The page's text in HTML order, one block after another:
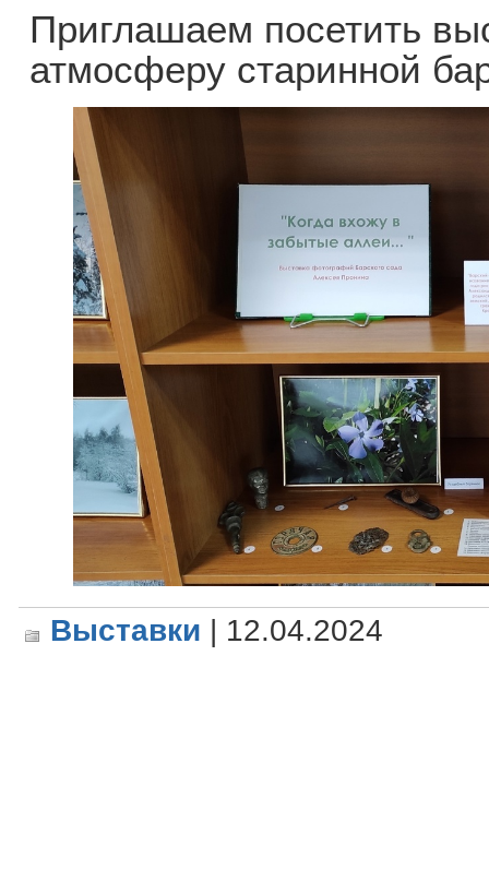
Приглашаем посетить
атмосферу старинной
Выставки | 12.04.2024